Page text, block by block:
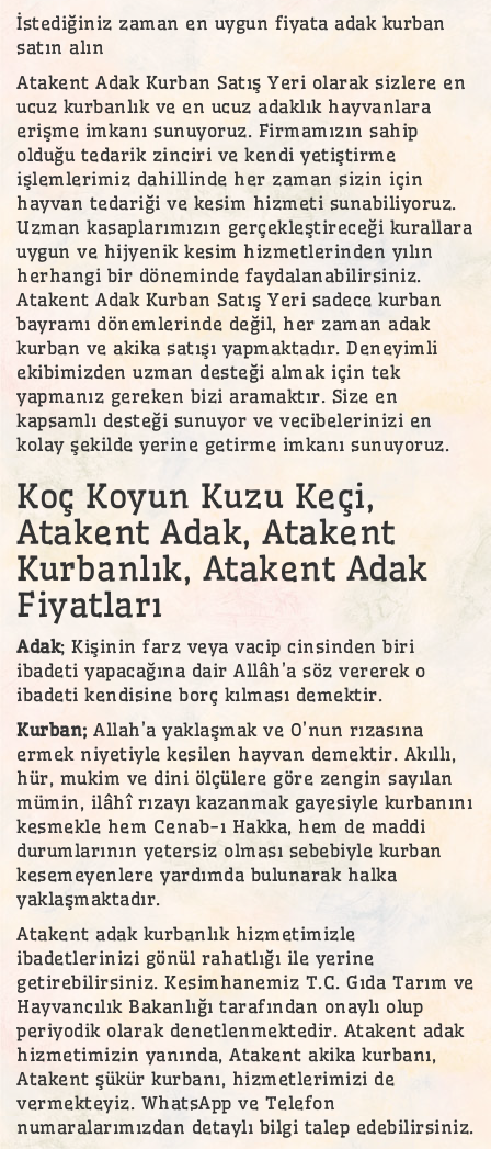
İstediğiniz zaman en uygun fiyata adak kurban
satın alın
Atakent Adak Kurban Satış Yeri olarak sizlere en
ucuz kurbanlık ve en ucuz adaklık hayvanlara
erişme imkanı sunuyoruz. Firmamızın sahip
olduğu tedarik zinciri ve kendi yetiştirme
işlemlerimiz dahillinde her zaman sizin için
hayvan tedariği ve kesim hizmeti sunabiliyoruz.
Uzman kasaplarımızın gerçekleştireceği kurallara
uygun ve hijyenik kesim hizmetlerinden yılın
herhangi bir döneminde faydalanabilirsiniz.
Atakent Adak Kurban Satış Yeri sadece kurban
bayramı dönemlerinde değil, her zaman adak
kurban ve akika satışı yapmaktadır. Deneyimli
ekibimizden uzman desteği almak için tek
yapmanız gereken bizi aramaktır. Size en
kapsamlı desteği sunuyor ve vecibelerinizi en
kolay şekilde yerine getirme imkanı sunuyoruz.
Koç Koyun Kuzu Keçi,
Atakent Adak, Atakent
Kurbanlık, Atakent Adak
Fiyatları
Adak; Kişinin farz veya vacip cinsinden biri
ibadeti yapacağına dair Allâh’a söz vererek o
ibadeti kendisine borç kılması demektir.
Kurban; Allah’a yaklaşmak ve O’nun rızasına
ermek niyetiyle kesilen hayvan demektir. Akıllı,
hür, mukim ve dini ölçülere göre zengin sayılan
mümin, ilâhî rızayı kazanmak gayesiyle kurbanını
kesmekle hem Cenab-ı Hakka, hem de maddi
durumlarının yetersiz olması sebebiyle kurban
kesemeyenlere yardımda bulunarak halka
yaklaşmaktadır.
Atakent adak kurbanlık hizmetimizle
ibadetlerinizi gönül rahatlığı ile yerine
getirebilirsiniz. Kesimhanemiz T.C. Gıda Tarım ve
Hayvancılık Bakanlığı tarafından onaylı olup
periyodik olarak denetlenmektedir. Atakent adak
hizmetimizin yanında, Atakent akika kurbanı,
Atakent şükür kurbanı, hizmetlerimizi de
vermekteyiz. WhatsApp ve Telefon
numaralarımızdan detaylı bilgi talep edebilirsiniz.